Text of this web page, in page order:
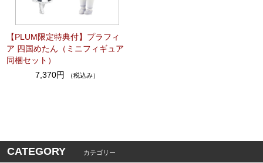
【PLUM限定特典付】プラフィ
ア 四国めたん（ミニフィギュア
同梱セット）
7,370円
（税込み）
CATEGORY カテゴリー